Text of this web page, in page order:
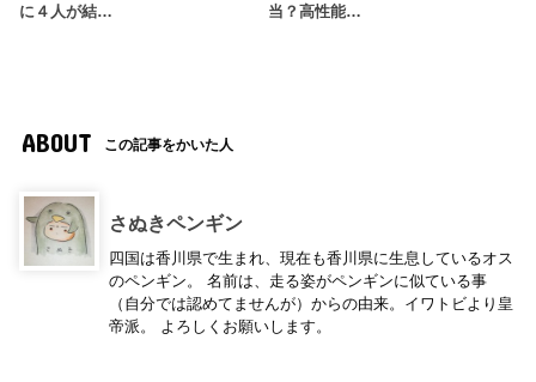
に４人が結…
当？高性能…
ABOUT この記事をかいた人
さぬきペンギン
四国は香川県で生まれ、現在も香川県に生息しているオス
のペンギン。 名前は、走る姿がペンギンに似ている事
（自分では認めてませんが）からの由来。イワトビより皇
帝派。 よろしくお願いします。